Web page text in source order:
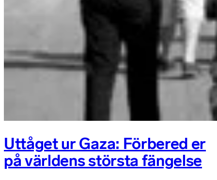
Uttåget ur Gaza: Förbered er
på världens största fängelse